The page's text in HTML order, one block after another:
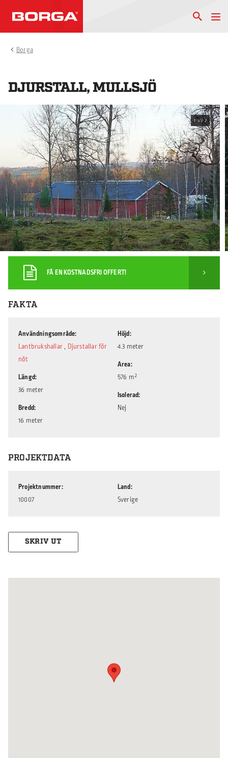
Borga
DJURSTALL, MULLSJÖ
1 av 2
FÅ EN KOSTNADSFRI OFFERT!
FAKTA
Användningsområde
Lantbrukshallar , Djurstallar för
nöt
Längd
36 meter
Bredd
16 meter
Höjd
4.3 meter
Area
576 m²
Isolerad
Nej
PROJEKTDATA
Projektnummer
10007
Land
Sverige
SKRIV UT